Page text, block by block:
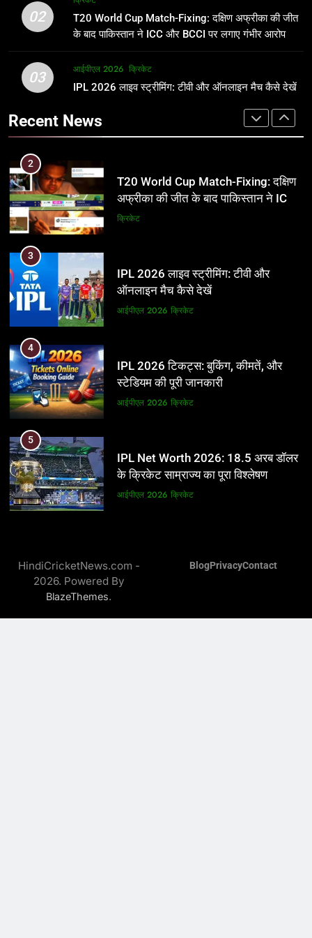
उम्र, परिवार, करियर और शादी से जुड़ी हर
जानकारी
क्रिकेट
2
T20 World Cup Match-Fixing: दक्षिण
3
IPL 2026 लाइव स्ट्रीमिंग: टीवी और
ऑनलाइन मैच कैसे देखें
आईपीएल 2026
4
IPL 2026 टिकट्स: बुकिंग, कीमतें, और
स्टेडियम की पूरी जानकारी
आईपीएल 2026 क्रिकेट
5
IPL Net Worth 2026: 18.5 अरब डॉलर
के क्रिकेट साम्राज्य का पूरा विश्लेषण
आईपीएल 2026 क्रिकेट
6
IPL टीम के मालिक: फ्रेंचाइजी के पीछे की
असली ताकत
आईपीएल 2026 क्रिकेट
विस्तृत विश्लेषण (2008-2026)
क्रिकेट
8
02
T20 World Cup Match-Fixing: दक्षिण अफ्रीका की जीत
के बाद पाकिस्तान ने ICC और BCCI पर लगाए गंभीर आरोप
03 आईपीएल 2026 क्रिकेट
IPL 2026 लाइव स्ट्रीमिंग: टीवी और ऑनलाइन मैच कैसे देखें
Recent News
फाइनल में हो सकती है महा-भिड़ंत, जानें पूरा
समीकरण
T20 वर्ल्ड कप 2026
1
अर्जुन तेंदुलकर की पत्नी सानिया चंडोक:
उम्र, परिवार, करियर और शादी से जुड़ी हर
2
T20 World Cup Match-Fixing: दक्षिण
अफ्रीका की जीत के बाद पाकिस्तान ने ICC
और BCCI पर लगाए गंभीर आरोप
क्रिकेट
3
IPL 2026 लाइव स्ट्रीमिंग: टीवी और
ऑनलाइन मैच कैसे देखें
आईपीएल 2026 क्रिकेट
4
IPL 2026 टिकट्स: बुकिंग, कीमतें, और
स्टेडियम की पूरी जानकारी
आईपीएल 2026 क्रिकेट
5
IPL Net Worth 2026: 18.5 अरब डॉलर
के क्रिकेट साम्राज्य का पूरा विश्लेषण
आईपीएल 2026 क्रिकेट
असली ताकत
आईपीएल 2026
HindiCricketNews.com -
2026. Powered By
BlazeThemes.
BlogPrivacyContact